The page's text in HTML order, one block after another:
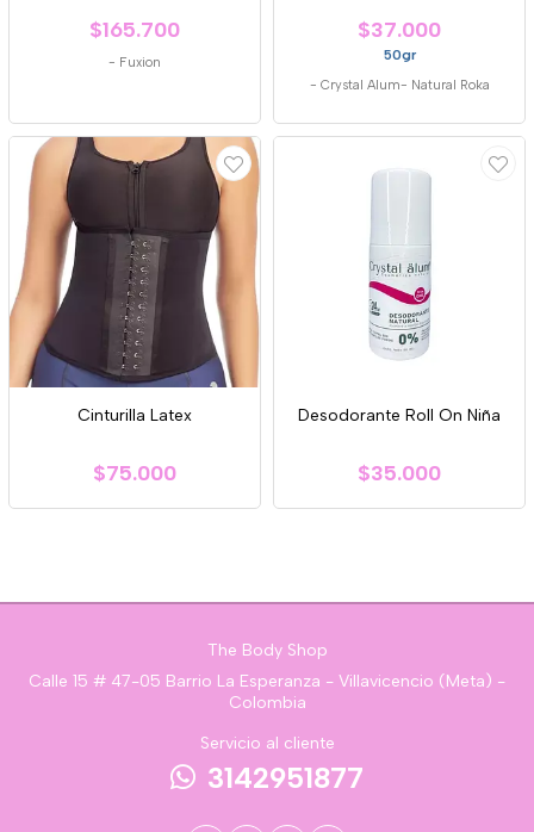
$165.700
- Fuxion
$37.000
50gr
- Crystal Alum- Natural Roka
Cinturilla Latex
$75.000
Desodorante Roll On Niña
$35.000
The Body Shop
Calle 15 # 47-05 Barrio La Esperanza - Villavicencio (Meta) -
Colombia
Servicio al cliente
3142951877